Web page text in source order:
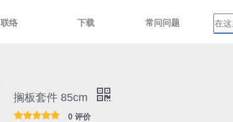
联络 下载 常问问题
搁板套件 85cm
0 评价